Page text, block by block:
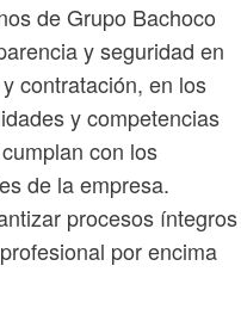
de Grupo Bachoco
y seguridad en
contratación, en los
y competencias
con los
de la empresa.
procesos íntegros
por encima